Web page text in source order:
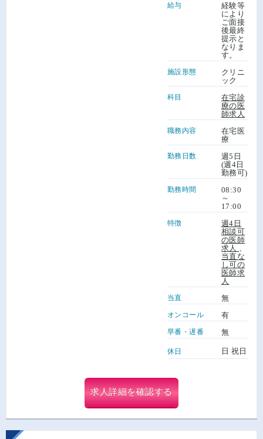
給与
経験等
により
ご面接
後最終
提示と
なりま
す。
施設形態
クリニ
ック
科目
在宅診
療の医
師求人
職務内容
在宅医
療
勤務日数
週5日
(週4日
勤務可)
勤務時間
08:30
～
17:00
特徴
週4日
相談可
の医師
求人
当直な
し可の
医師求
人
当直 無
オンコール 有
早番・遅番 無
休日 日 祝日
求人詳細を確認する